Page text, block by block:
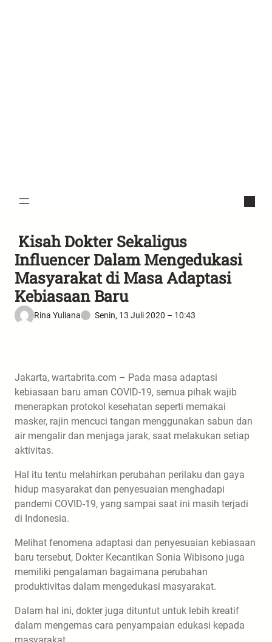
Kisah Dokter Sekaligus
Influencer Dalam Mengedukasi
Masyarakat di Masa Adaptasi
Kebiasaan Baru
Rina Yuliana Senin, 13 Juli 2020 – 10:43
Jakarta, wartabrita.com – Pada masa adaptasi
kebiasaan baru aman COVID-19, semua pihak wajib
menerapkan protokol kesehatan seperti memakai
masker, rajin mencuci tangan menggunakan sabun dan
air mengalir dan menjaga jarak, saat melakukan setiap
aktivitas.
Hal itu tentu melahirkan perubahan perilaku dan gaya
hidup masyarakat dan penyesuaian menghadapi
pandemi COVID-19, yang sampai saat ini masih terjadi
di Indonesia.
Melihat fenomena adaptasi dan penyesuaian kebiasaan
baru tersebut, Dokter Kecantikan Sonia Wibisono juga
memiliki pengalaman bagaimana perubahan
produktivitas dalam mengedukasi masyarakat.
Dalam hal ini, dokter juga dituntut untuk lebih kreatif
dalam mengemas cara penyampaian edukasi kepada